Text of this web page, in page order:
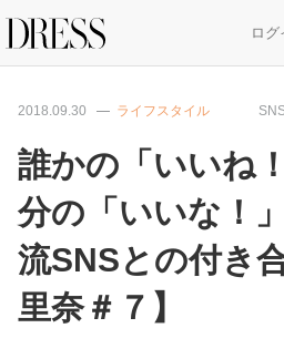
ログ
特集記事
DRESS部活
2018.09.30 ライフスタイル
誰かの「いいね
分の「いいな！
流SNSとの付き
里奈＃７】